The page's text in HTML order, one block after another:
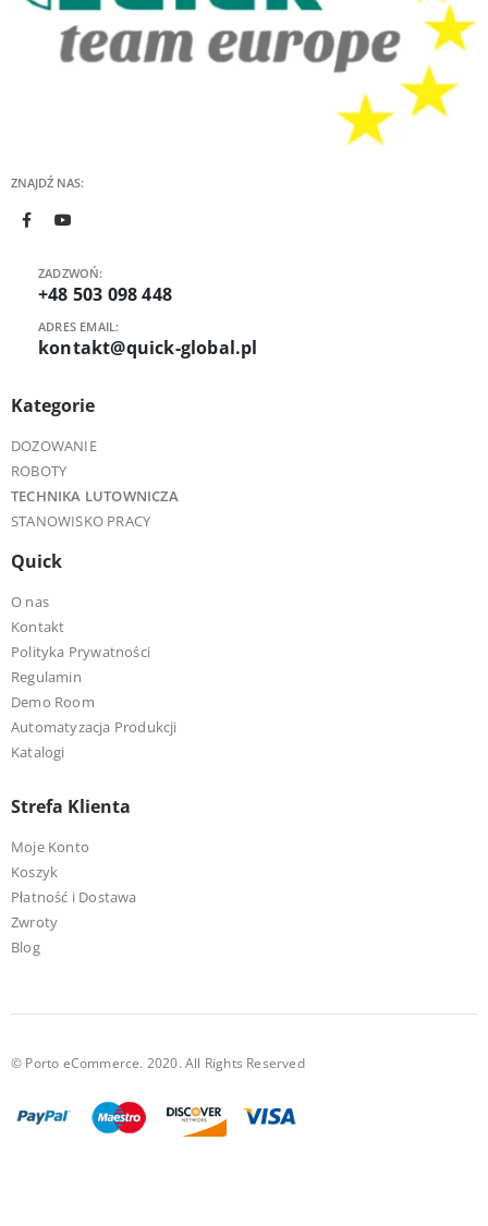
ZNAJDŹ NAS:
ZADZWOŃ:
+48 503 098 448
ADRES EMAIL:
kontakt@quick-global.pl
Kategorie
DOZOWANIE
ROBOTY
TECHNIKA LUTOWNICZA
STANOWISKO PRACY
Quick
O nas
Kontakt
Polityka Prywatności
Regulamin
Demo Room
Automatyzacja Produkcji
Katalogi
Strefa Klienta
Moje Konto
Koszyk
Płatność i Dostawa
Zwroty
Blog
© Porto eCommerce. 2020. All Rights Reserved